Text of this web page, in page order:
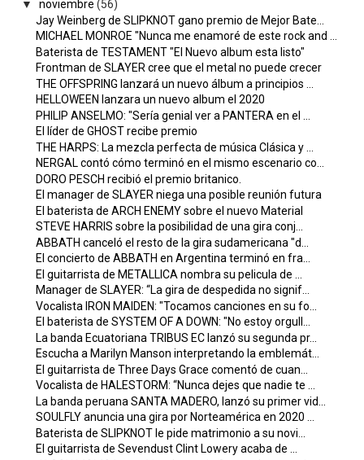
▼
noviembre (56)
Jay Weinberg de SLIPKNOT gano premio de Mejor Bate...
MICHAEL MONROE "Nunca me enamoré de este rock and ...
Baterista de TESTAMENT "El Nuevo album esta listo"
Frontman de SLAYER cree que el metal no puede crecer
THE OFFSPRING lanzará un nuevo álbum a principios ...
HELLOWEEN lanzara un nuevo album el 2020
PHILIP ANSELMO: "Sería genial ver a PANTERA en el ...
El líder de GHOST recibe premio
THE HARPS: La mezcla perfecta de música Clásica y ...
NERGAL contó cómo terminó en el mismo escenario co...
DORO PESCH recibió el premio britanico.
El manager de SLAYER niega una posible reunión futura
El baterista de ARCH ENEMY sobre el nuevo Material
STEVE HARRIS sobre la posibilidad de una gira conj...
ABBATH canceló el resto de la gira sudamericana "d...
El concierto de ABBATH en Argentina terminó en fra...
El guitarrista de METALLICA nombra su pelicula de ...
Manager de SLAYER: “La gira de despedida no signif...
Vocalista IRON MAIDEN: "Tocamos canciones en su fo...
El baterista de SYSTEM OF A DOWN: "No estoy orgull...
La banda Ecuatoriana TRIBUS EC lanzó su segunda pr...
Escucha a Marilyn Manson interpretando la emblemát...
El guitarrista de Three Days Grace comentó de cuan...
Vocalista de HALESTORM: “Nunca dejes que nadie te ...
La banda peruana SANTA MADERO, lanzó su primer vid...
SOULFLY anuncia una gira por Norteamérica en 2020 ...
Baterista de SLIPKNOT le pide matrimonio a su novi...
El guitarrista de Sevendust Clint Lowery acaba de ...